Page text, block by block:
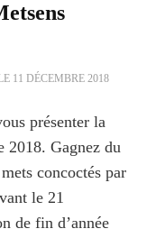
11 DÉCEMBRE 2018
présenter la
2018. Gagnez du
concoctés par
le 21
de fin d’année